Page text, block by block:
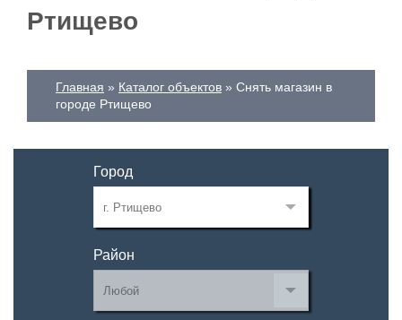
Ртищево
Главная Каталог объектов
Снять магазин в
городе Ртищево
Город
Район